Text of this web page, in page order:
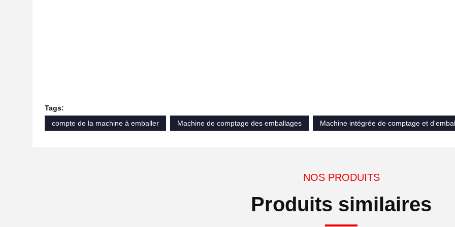
Tags:
compte de la machine à emballer
Machine de comptage des emballages Machine intégrée de comptage et
NOS PRODUITS
Produits similaires